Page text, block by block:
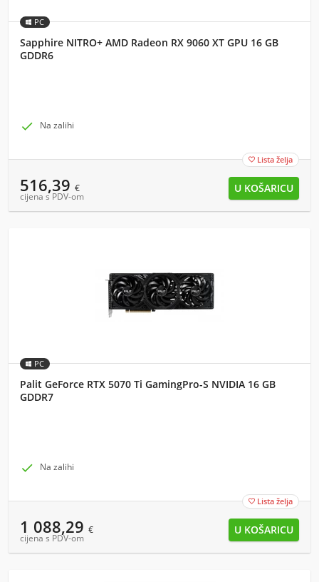
PC
Sapphire NITRO+ AMD Radeon RX 9060 XT GPU 16 GB
GDDR6
 Na zalihi
 Lista želja
516,39 €
cijena s PDV-om
PC
Palit GeForce RTX 5070 Ti GamingPro-S NVIDIA 16 GB
GDDR7
 Na zalihi
 Lista želja
1 088,29 €
cijena s PDV-om